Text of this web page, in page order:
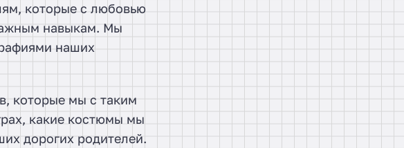
которые с любовью
навыкам. Мы
наших
которые мы с таким
какие костюмы мы
дорогих родителей.